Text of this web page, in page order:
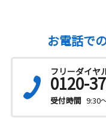
お電話で
フリーダイヤ
0120-
受付時間 9:30